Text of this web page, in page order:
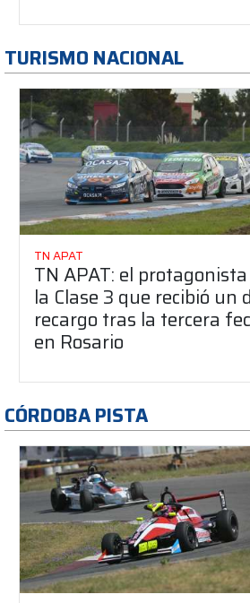
TURISMO NACIONAL
TN APAT
TN APAT: el
la Clase 3 que recibió un
recargo tras la tercera
en Rosario
CÓRDOBA PISTA